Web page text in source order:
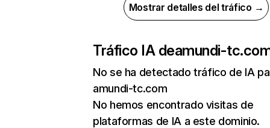
Mostrar detalles del tráfico →
Tráfico IA deamundi-
No se ha detectado tráfico de IA
amundi-tc.com
No hemos encontrado visitas de
plataformas de IA a este dominio.